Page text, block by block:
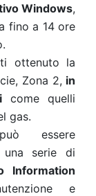
Windows,
fino a 14 ore
ottenuto la
Zona 2, in
come quelli
gas.
essere
serie di
Information
e